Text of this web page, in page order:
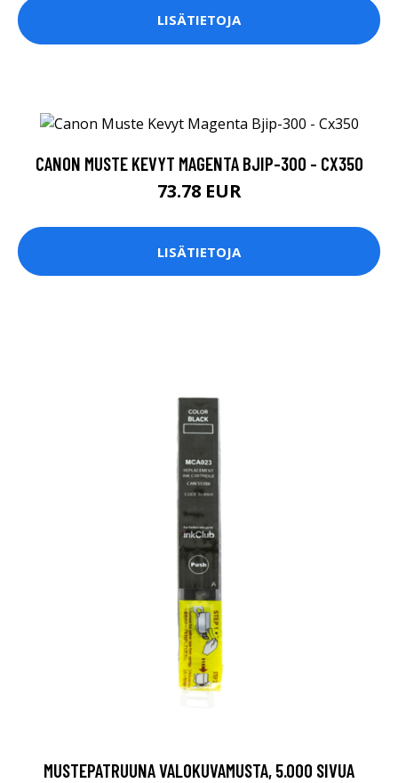
LISÄTIETOJA
CANON MUSTE KEVYT MAGENTA BJIP-300 - CX350
73.78 EUR
LISÄTIETOJA
MUSTEPATRUUNA VALOKUVAMUSTA, 5.000 SIVUA